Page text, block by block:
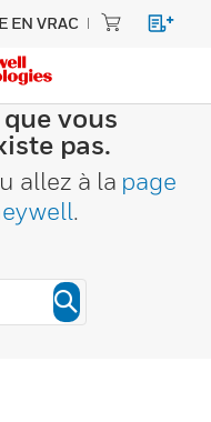
EN VRAC
vous
pas.
allez à la page
.